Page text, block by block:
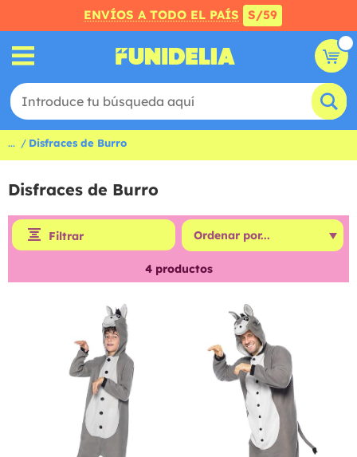
ENVÍOS A TODO EL PAÍS S/59
... Disfraces de Burro
Disfraces de Burro
Filtrar
4productos